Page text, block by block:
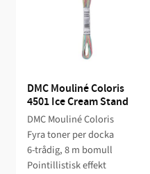
DMC Mouliné Coloris
4501 Ice Cream Stand
DMC Mouliné Coloris
Fyra toner per docka
6-trådig, 8 m bomull
Pointillistisk effekt